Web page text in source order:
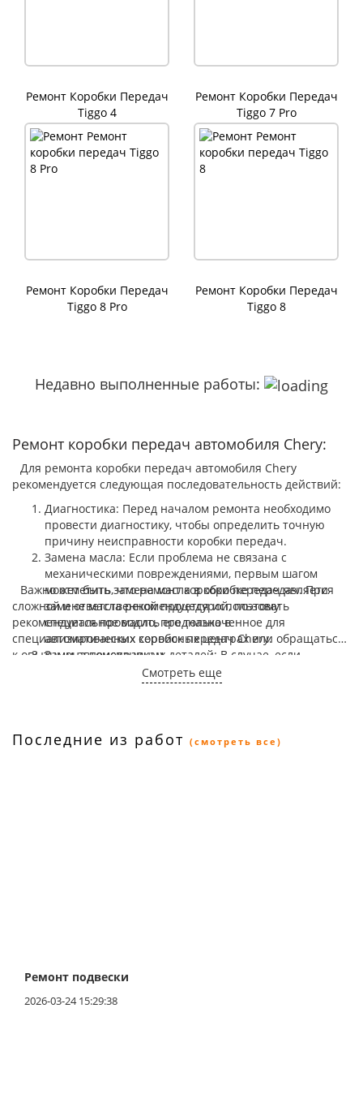
Ремонт Коробки Передач
Tiggo 4
Ремонт Коробки Передач
Tiggo 7 Pro
Ремонт Коробки Передач
Tiggo 8 Pro
Ремонт Коробки Передач
Tiggo 8
Недавно выполненные работы:
Ремонт коробки передач автомобиля Chery:
Для ремонта коробки передач автомобиля Chery
рекомендуется следующая последовательность действий:
Диагностика: Перед началом ремонта необходимо
провести диагностику, чтобы определить точную
причину неисправности коробки передач.
Замена масла: Если проблема не связана с
механическими повреждениями, первым шагом
может быть замена масла в коробке передач. При
замене масла рекомендуется использовать
специальное масло, предназначенное для
автоматических коробок передач Chery.
Замена неисправных деталей: В случае, если
неисправность вызвана поломкой каких-либо
деталей коробки передач, они должны быть
и долговечности.
Ремонт или замена коробки передач: В некоторых
Важно отметить, что ремонт коробки передач является
сложной и ответственной процедурой, поэтому
рекомендуется проводить его только в
специализированных сервисных центрах или обращаться
к опытным автомеханикам.
Смотреть еще
Последние из работ (смотреть все)
Ремонт подвески
2026-03-24 15:29:38